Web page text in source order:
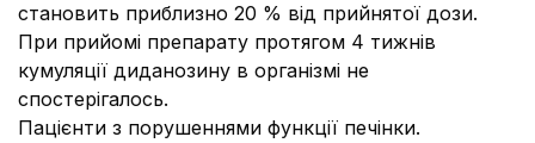
становить приблизно 20 % від прийнятої дози.
При прийомі препарату протягом 4 тижнів
кумуляції диданозину в організмі не
спостерігалось.
Пацієнти з порушеннями функції печінки.